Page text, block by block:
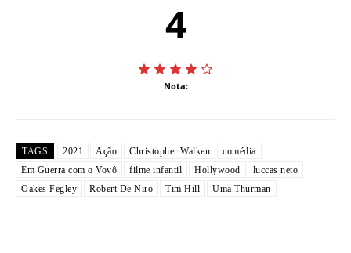
4
Nota:
TAGS 2021 Ação Christopher Walken
comédia
Em Guerra com o Vovô
filme infantil Hollywood
luccas neto
Oakes Fegley
Robert De Niro Tim Hill Uma Thurman